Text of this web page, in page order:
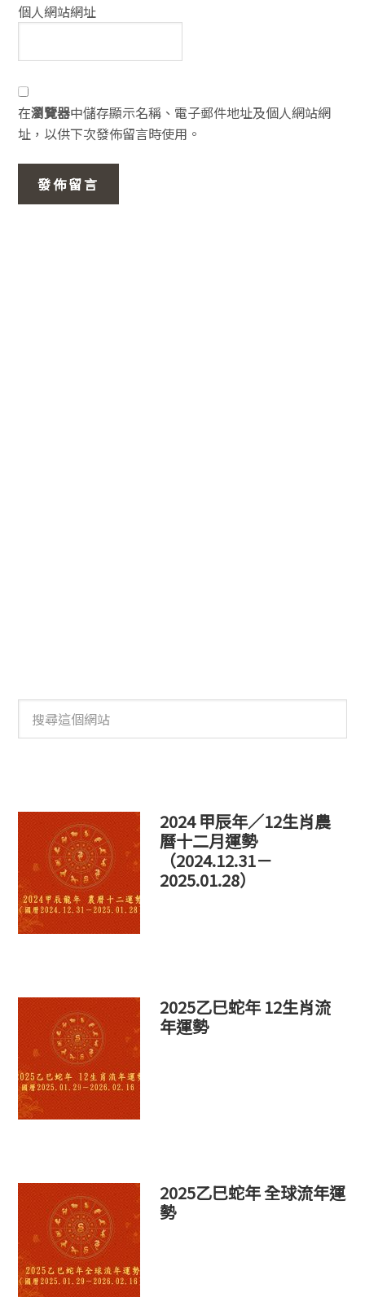
個人網站網址
在瀏覽器中儲存顯示名稱、電子郵件地址及個人網站網
址，以供下次發佈留言時使用。
這
2024 甲辰年／12生肖農
曆十二月運勢
（2024.12.31－
2025.01.28）
2025乙巳蛇年 12生肖流
年運勢
2025乙巳蛇年 全球流年運
勢